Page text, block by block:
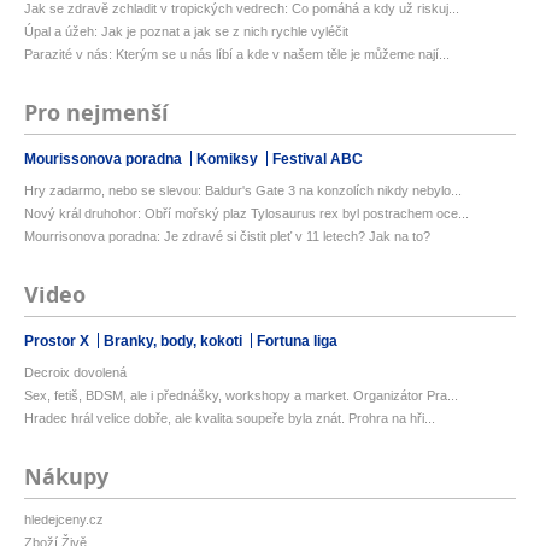
Jak se zdravě zchladit v tropických vedrech: Co pomáhá a kdy už riskuj...
Úpal a úžeh: Jak je poznat a jak se z nich rychle vyléčit
Parazité v nás: Kterým se u nás líbí a kde v našem těle je můžeme nají...
Pro nejmenší
Mourissonova poradna Komiksy Festival ABC
Hry zadarmo, nebo se slevou: Baldur's Gate 3 na konzolích nikdy nebylo...
Nový král druhohor: Obří mořský plaz Tylosaurus rex byl postrachem oce...
Mourrisonova poradna: Je zdravé si čistit pleť v 11 letech? Jak na to?
Video
Prostor X Branky, body, kokoti Fortuna liga
Decroix dovolená
Sex, fetiš, BDSM, ale i přednášky, workshopy a market. Organizátor Pra...
Hradec hrál velice dobře, ale kvalita soupeře byla znát. Prohra na hři...
Nákupy
hledejceny.cz
Zboží Živě